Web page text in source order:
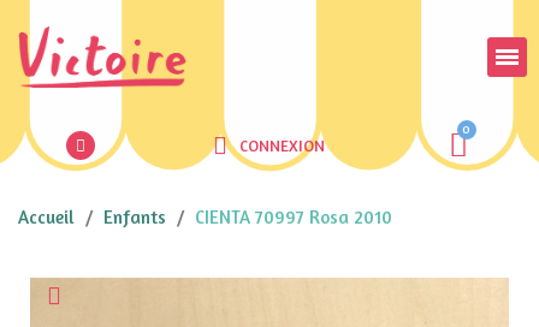
CONNEXION
Accueil Enfants CIENTA 70997 Rosa 2010